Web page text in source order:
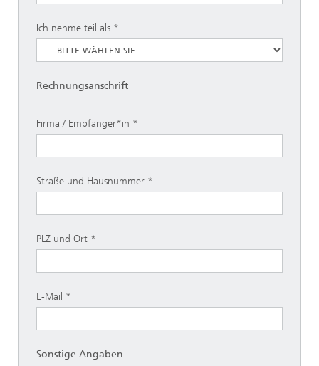
Ich nehme teil als
Rechnungsanschrift
Firma / Empfänger*in
Straße und Hausnummer
PLZ und Ort
E-Mail
Sonstige Angaben